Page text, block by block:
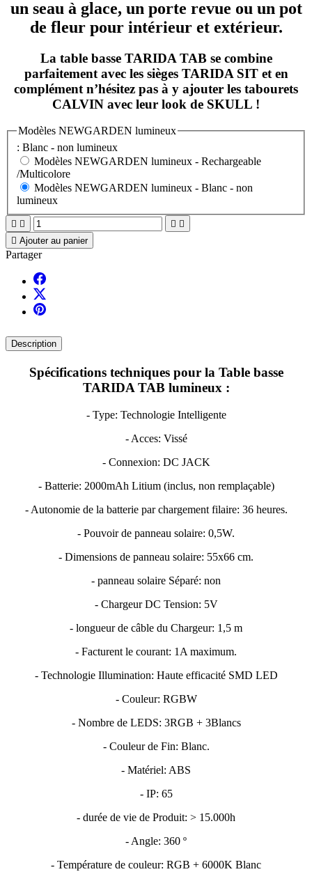
un seau à glace, un porte revue ou un pot
de fleur pour intérieur et extérieur.
La table basse TARIDA TAB se combine
parfaitement avec les sièges TARIDA SIT et en
complément n’hésitez pas à y ajouter les tabourets
CALVIN avec leur look de SKULL !
Modèles NEWGARDEN lumineux
: Blanc - non lumineux
Modèles NEWGARDEN lumineux - Rechargeable
/Multicolore
Modèles NEWGARDEN lumineux - Blanc - non
lumineux
   
 Ajouter au panier
Partager
Description
Spécifications techniques pour la Table basse
TARIDA TAB lumineux :
- Type: Technologie Intelligente
- Acces: Vissé
- Connexion: DC JACK
- Batterie: 2000mAh Litium (inclus, non remplaçable)
- Autonomie de la batterie par chargement filaire: 36 heures.
- Pouvoir de panneau solaire: 0,5W.
- Dimensions de panneau solaire: 55x66 cm.
- panneau solaire Séparé: non
- Chargeur DC Tension: 5V
- longueur de câble du Chargeur: 1,5 m
- Facturent le courant: 1A maximum.
- Technologie Illumination: Haute efficacité SMD LED
- Couleur: RGBW
- Nombre de LEDS: 3RGB + 3Blancs
- Couleur de Fin: Blanc.
- Matériel: ABS
- IP: 65
- durée de vie de Produit: > 15.000h
- Angle: 360 º
- Température de couleur: RGB + 6000K Blanc